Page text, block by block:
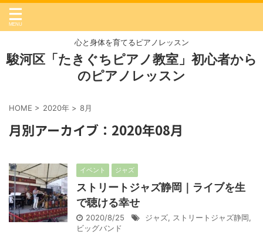
心と身体を育てるピアノレッスン
駿河区「たきぐちピアノ教室」初心者から
のピアノレッスン
HOME > 2020年 > 8月
月別アーカイブ：2020年08月
イベント ジャズ
ストリートジャズ静岡｜ライブを生
で聴ける幸せ
2020/8/25 ジャズ, ストリートジャズ静岡,
ビッグバンド